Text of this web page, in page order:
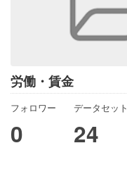
労働・賃金
フォロワー
0
データセット
24